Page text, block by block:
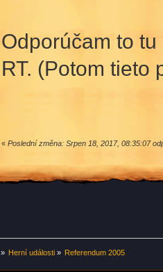
Odporúčam to
RT. (Potom tieto
« Poslední změna: Srpen 18, 2017, 08:35:07
» Herní události» Referendum 2005